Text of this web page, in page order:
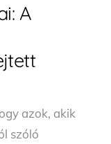
A
azok, akik
szóló